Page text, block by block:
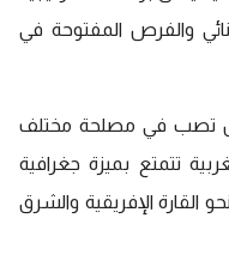
والفرص المفتوحة في
تصب في مصلحة مختلف
تتمتع بميزة جغرافية
القارة الإفريقية والشرق